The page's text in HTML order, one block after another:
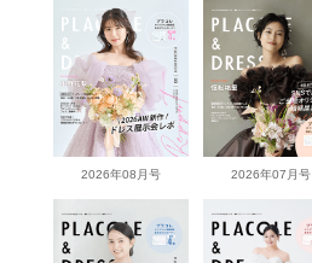
2026年08月号 2026年07月号